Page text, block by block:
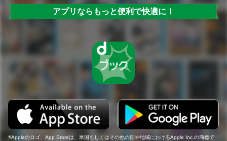
アプリならもっと便利で快適に！
Appleのロゴ、App Storeは、米国もしくはその他の国や地域におけるApple Inc.の商標で